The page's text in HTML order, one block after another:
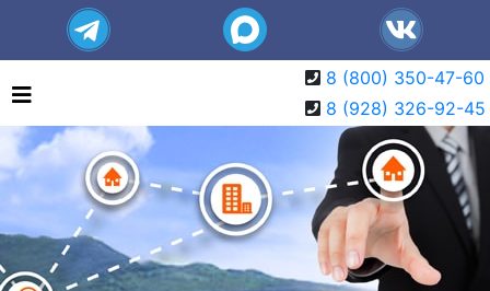
8 (800) 350-47-60
8 (928) 326-92-45